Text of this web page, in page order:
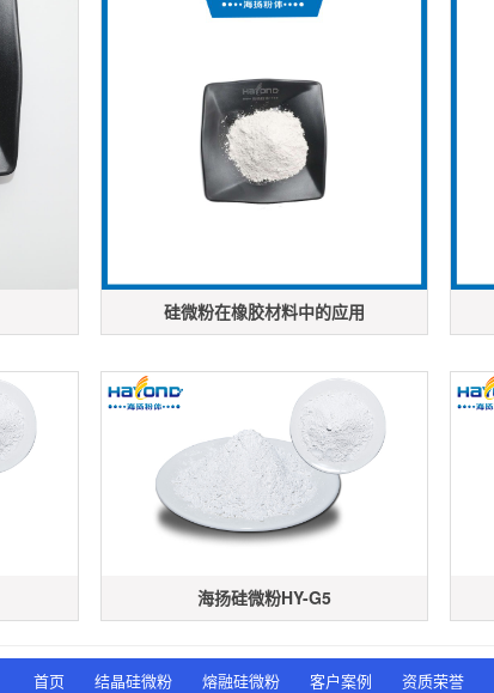
硅微粉在橡胶材料中的应用
海扬硅微粉HY-G5
首页 结晶硅微粉 熔融硅微粉 客户案例 资质荣誉